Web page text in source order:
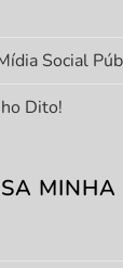
Social
Dito!
MINHA